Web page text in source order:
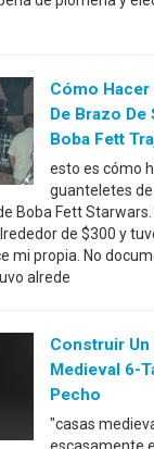
Cómo Hacer
De Brazo De
Boba Fett
esto es cómo
guanteletes
Boba Fett Starwars.
de $300 y
mi propia. No
alrede
Construir Un
Medieval 6-
Pecho
"casas
escasamente